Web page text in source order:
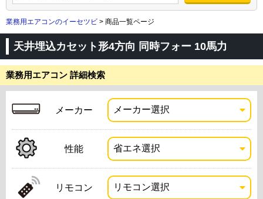
業務用エアコンのイーセツビ > 商品一覧ページ
天井埋込カセット形4方向 同時フォー 10馬力
業務用エアコン 詳細検索
メーカー
性能
リモコン